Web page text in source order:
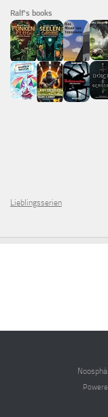
Ralf's books
Lieblingsserien